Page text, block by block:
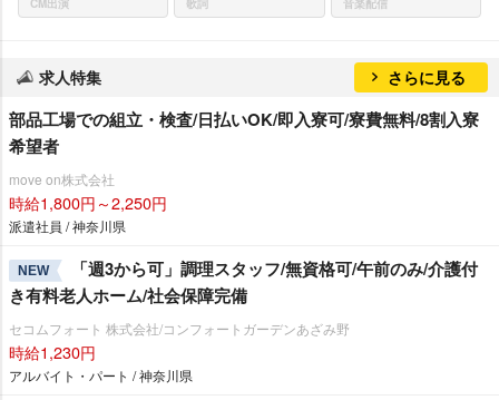
求人特集 さらに見る
部品工場での組立・検査/日払いOK/即入寮可/寮費無料/8割入寮
希望者
move on株式会社
時給1,800円～2,250円
派遣社員 / 神奈川県
NEW
「週3から可」調理スタッフ/無資格可/午前のみ/介護付
き有料老人ホーム/社会保障完備
セコムフォート 株式会社/コンフォートガーデンあざみ野
時給1,230円
アルバイト・パート / 神奈川県